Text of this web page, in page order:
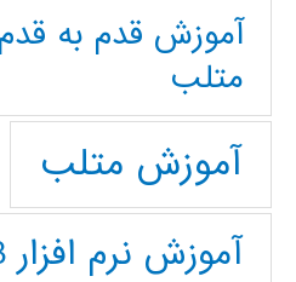
آموزش قدم به قدم
متلب
آموزش متلب
آموزش نرم افزار MATLAB